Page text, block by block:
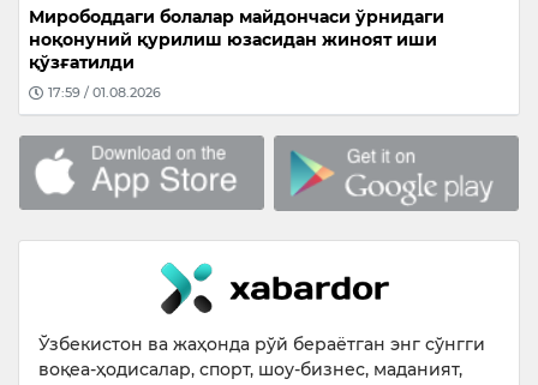
Мирободдаги болалар майдончаси ўрнидаги
ноқонуний қурилиш юзасидан жиноят иши
қўзғатилди
17:59 / 01.08.2026
Ўзбекистон ва жаҳонда рўй бераётган энг сўнгги
воқеа-ҳодисалар, спорт, шоу-бизнес, маданият,